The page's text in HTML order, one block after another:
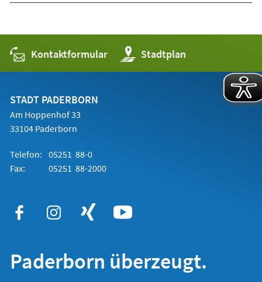
Kontaktformular Stadtplan
(Öffnet
in
einem
STADT PADERBORN
Am Hoppenhof 33
33104 Paderborn
Telefon: 05251 88-0
Fax:
05251 88-2000
Paderborn überzeugt.